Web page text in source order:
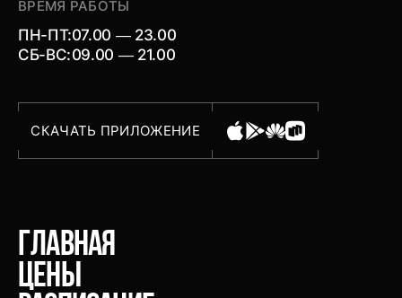
ВРЕМЯ РАБОТЫ
ПН-ПТ:
СБ-ВС:
07.00 — 23.00
09.00 — 21.00
СКАЧАТЬ ПРИЛОЖЕНИЕ
главная
Цены